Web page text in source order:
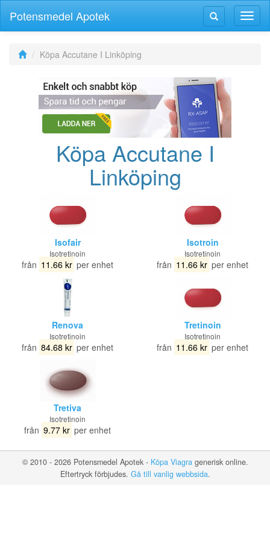
Växla
Växla
navigering
Potensmedel Apotek
Köpa Accutane I Linköping
Köpa Accutane I
Linköping
Isofair
Isotretinoin
från 11.66 kr per enhet
Isotroin
Isotretinoin
från 11.66 kr per enhet
Renova
Isotretinoin
från 84.68 kr per enhet
Tretinoin
Isotretinoin
från 11.66 kr per enhet
Tretiva
Isotretinoin
från 9.77 kr per enhet
© 2010 - 2026 Potensmedel Apotek - Köpa Viagragenerisk online.
Eftertryck förbjudes. Gå till vanlig webbsida.